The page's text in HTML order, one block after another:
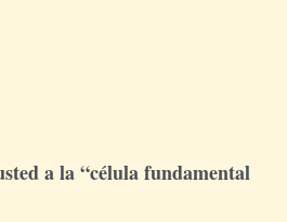
a la “célula fundamental